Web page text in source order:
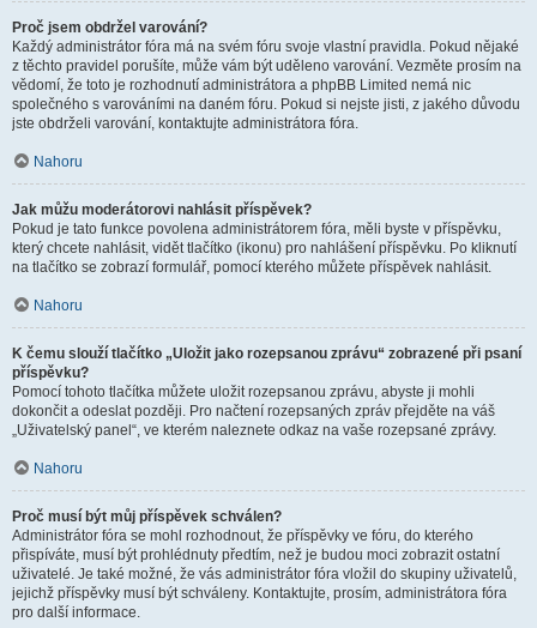
Proč jsem obdržel varování?
Každý administrátor fóra má na svém fóru svoje vlastní pravidla. Pokud nějaké
z těchto pravidel porušíte, může vám být uděleno varování. Vezměte prosím na
vědomí, že toto je rozhodnutí administrátora a phpBB Limited nemá nic
společného s varováními na daném fóru. Pokud si nejste jisti, z jakého důvodu
jste obdrželi varování, kontaktujte administrátora fóra.
Nahoru
Jak můžu moderátorovi nahlásit příspěvek?
Pokud je tato funkce povolena administrátorem fóra, měli byste v příspěvku,
který chcete nahlásit, vidět tlačítko (ikonu) pro nahlášení příspěvku. Po kliknutí
na tlačítko se zobrazí formulář, pomocí kterého můžete příspěvek nahlásit.
Nahoru
K čemu slouží tlačítko „Uložit jako rozepsanou zprávu“ zobrazené při psaní
příspěvku?
Pomocí tohoto tlačítka můžete uložit rozepsanou zprávu, abyste ji mohli
dokončit a odeslat později. Pro načtení rozepsaných zpráv přejděte na váš
„Uživatelský panel“, ve kterém naleznete odkaz na vaše rozepsané zprávy.
Nahoru
Proč musí být můj příspěvek schválen?
Administrátor fóra se mohl rozhodnout, že příspěvky ve fóru, do kterého
přispíváte, musí být prohlédnuty předtím, než je budou moci zobrazit ostatní
uživatelé. Je také možné, že vás administrátor fóra vložil do skupiny uživatelů,
jejichž příspěvky musí být schváleny. Kontaktujte, prosím, administrátora fóra
pro další informace.